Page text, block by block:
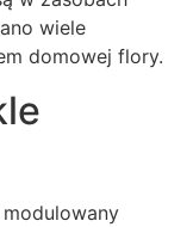
wiele
domowej flory.